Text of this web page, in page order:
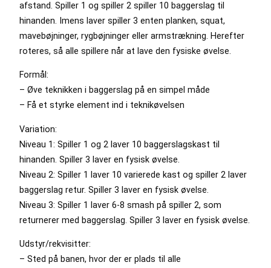
afstand. Spiller 1 og spiller 2 spiller 10 baggerslag til
hinanden. Imens laver spiller 3 enten planken, squat,
mavebøjninger, rygbøjninger eller armstrækning. Herefter
roteres, så alle spillere når at lave den fysiske øvelse.
Formål:
– Øve teknikken i baggerslag på en simpel måde
– Få et styrke element ind i teknikøvelsen
Variation:
Niveau 1: Spiller 1 og 2 laver 10 baggerslagskast til
hinanden. Spiller 3 laver en fysisk øvelse.
Niveau 2: Spiller 1 laver 10 varierede kast og spiller 2 laver
baggerslag retur. Spiller 3 laver en fysisk øvelse.
Niveau 3: Spiller 1 laver 6-8 smash på spiller 2, som
returnerer med baggerslag. Spiller 3 laver en fysisk øvelse.
Udstyr/rekvisitter:
– Sted på banen, hvor der er plads til alle